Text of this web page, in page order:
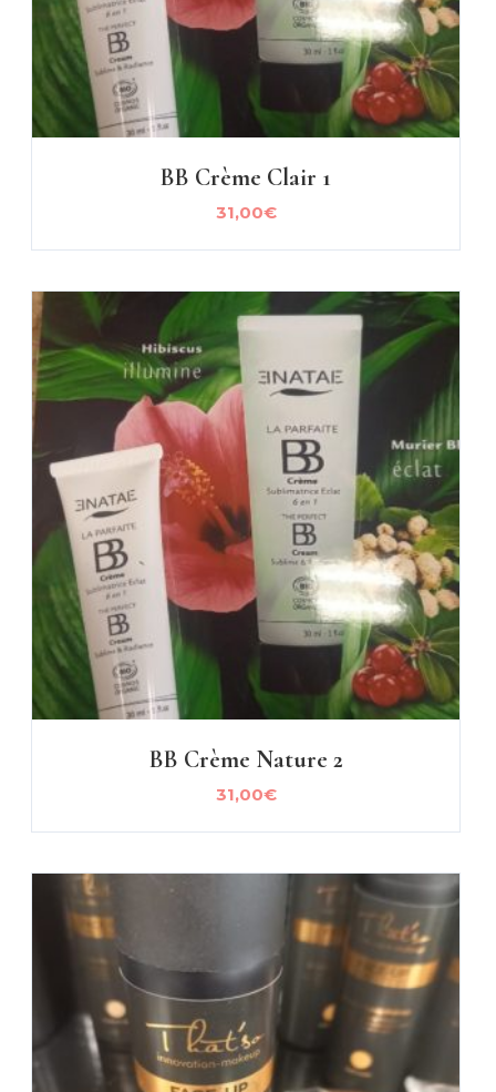
BB Crème Clair 1
31,00€
BB Crème Nature 2
31,00€